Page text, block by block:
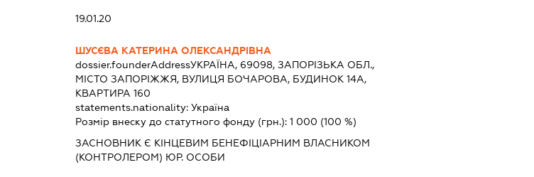
19.01.20
ШУСЄВА КАТЕРИНА ОЛЕКСАНДРІВНА
dossier.founderAddressУКРАЇНА, 69098, ЗАПОРІЗЬКА ОБЛ.,
МІСТО ЗАПОРІЖЖЯ, ВУЛИЦЯ БОЧАРОВА, БУДИНОК 14А,
КВАРТИРА 160
statements.nationality: Україна
Розмір внеску до статутного фонду (грн.): 1 000 (100 %)
ЗАСНОВНИК Є КІНЦЕВИМ БЕНЕФІЦІАРНИМ ВЛАСНИКОМ
(КОНТРОЛЕРОМ) ЮР. ОСОБИ